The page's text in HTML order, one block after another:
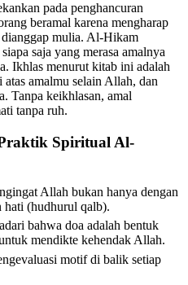
pada penghancuran
beramal karena mengharap
mulia. Al-Hikam
saja yang merasa amalnya
Ikhlas menurut kitab ini adalah
amalmu selain Allah, dan
Tanpa keikhlasan, amal
tanpa ruh.
Spiritual Al-
Allah bukan hanya dengan
hati (hudhurul qalb).
bahwa doa adalah bentuk
mendikte kehendak Allah.
motif di balik setiap